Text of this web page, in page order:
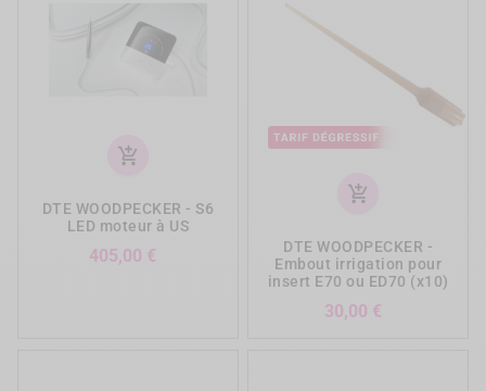
add_shopping_cart
DTE WOODPECKER - S6
LED moteur à US
405,00 €
add_shopping_cart
DTE WOODPECKER -
Embout irrigation pour
insert E70 ou ED70 (x10)
30,00 €